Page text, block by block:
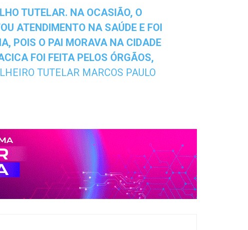
TUTELAR. NA OCASIÃO, O
ATENDIMENTO NA SAÚDE E FOI
POIS O PAI MORAVA NA CIDADE
FOI FEITA PELOS ÓRGÃOS,
TUTELAR MARCOS PAULO